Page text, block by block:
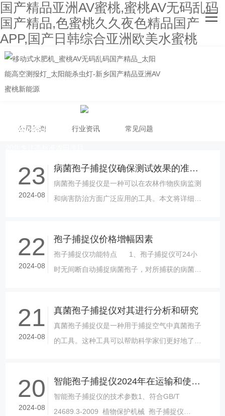
国产精品亚洲AV蜜桃,蜜桃AV无码乱码
国产精品,色蜜桃久久夜色精品国产
APP,国产日韩综合亚洲欧美水蜜桃
网站首页
关于国产精品亚洲AV蜜桃
主营产品
客户案例
联系国产精品亚洲AV蜜桃
行业资讯
公司新闻 行业资讯 常见问题
23
2024-08
病菌孢子捕捉仪确保测试效果的准确性
病菌孢子捕捉仪是一种可以在农林作物疾病监测
和病害防治方面广泛应用的工具。本文将详细介
22
2024-08
孢子捕捉仪价格增幅因素
孢子捕捉仪功能特点 1、孢子捕捉仪可24小
时无间断自动捕捉病菌孢子，对所捕获的病菌孢
21
2024-08
真菌孢子捕捉仪对其进行分析和研究
真菌孢子捕捉仪是一种用于捕捉空气中真菌孢子
的工具。这种工具可以帮助科学家们更好地了解
20
2024-08
智能孢子捕捉仪2024年在运输和使用时要注意哪些事项
智能孢子捕捉仪的技术参数1、符合GB/T
24689.3-2009 植物保护机械 孢子捕捉仪